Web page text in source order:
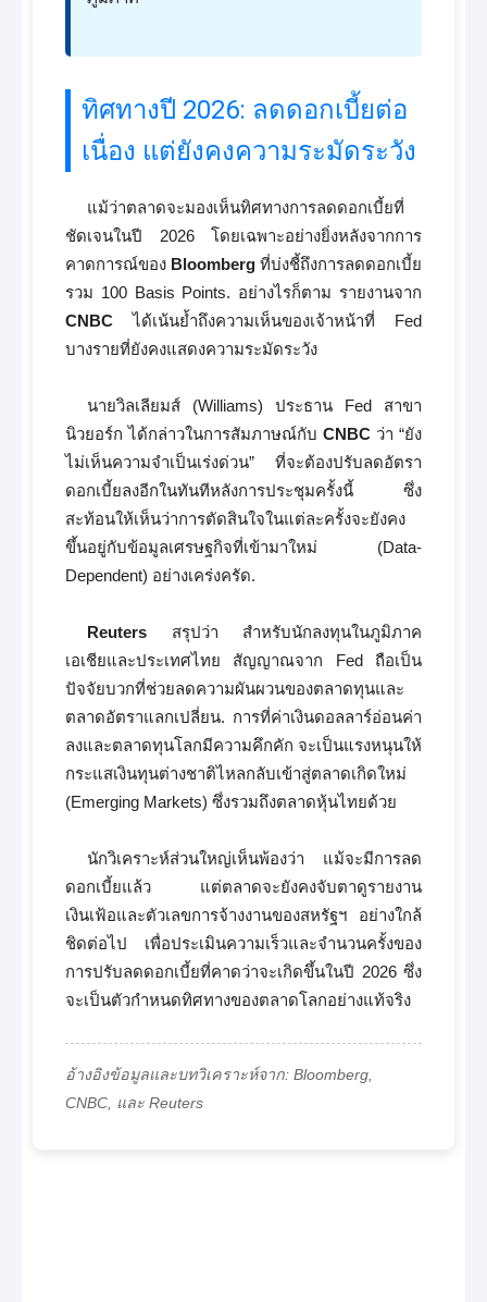
ทิศทางปี 2026: ลดดอกเบี้ยต่อ
เนื่อง แต่ยังคงความระมัดระวัง
แม้ว่าตลาดจะมองเห็นทิศทางการลดดอกเบี้ยที่
ชัดเจนในปี 2026 โดยเฉพาะอย่างยิ่งหลังจากการ
คาดการณ์ของ Bloomberg ที่บ่งชี้ถึงการลดดอกเบี้ย
รวม 100 Basis Points. อย่างไรก็ตาม รายงานจาก
CNBC ได้เน้นย้ำถึงความเห็นของเจ้าหน้าที่ Fed
บางรายที่ยังคงแสดงความระมัดระวัง
นายวิลเลียมส์ (Williams) ประธาน Fed สาขา
นิวยอร์ก ได้กล่าวในการสัมภาษณ์กับ CNBC ว่า “ยัง
ไม่เห็นความจำเป็นเร่งด่วน” ที่จะต้องปรับลดอัตรา
ดอกเบี้ยลงอีกในทันทีหลังการประชุมครั้งนี้ ซึ่ง
สะท้อนให้เห็นว่าการตัดสินใจในแต่ละครั้งจะยังคง
ขึ้นอยู่กับข้อมูลเศรษฐกิจที่เข้ามาใหม่ (Data-
Dependent) อย่างเคร่งครัด.
Reuters สรุปว่า สำหรับนักลงทุนในภูมิภาค
เอเชียและประเทศไทย สัญญาณจาก Fed ถือเป็น
ปัจจัยบวกที่ช่วยลดความผันผวนของตลาดทุนและ
ตลาดอัตราแลกเปลี่ยน. การที่ค่าเงินดอลลาร์อ่อนค่า
ลงและตลาดทุนโลกมีความคึกคัก จะเป็นแรงหนุนให้
กระแสเงินทุนต่างชาติไหลกลับเข้าสู่ตลาดเกิดใหม่
(Emerging Markets) ซึ่งรวมถึงตลาดหุ้นไทยด้วย
นักวิเคราะห์ส่วนใหญ่เห็นพ้องว่า แม้จะมีการลด
ดอกเบี้ยแล้ว แต่ตลาดจะยังคงจับตาดูรายงาน
เงินเฟ้อและตัวเลขการจ้างงานของสหรัฐฯ อย่างใกล้
ชิดต่อไป เพื่อประเมินความเร็วและจำนวนครั้งของ
การปรับลดดอกเบี้ยที่คาดว่าจะเกิดขึ้นในปี 2026 ซึ่ง
จะเป็นตัวกำหนดทิศทางของตลาดโลกอย่างแท้จริง
อ้างอิงข้อมูลและบทวิเคราะห์จาก: Bloomberg,
CNBC, และ Reuters